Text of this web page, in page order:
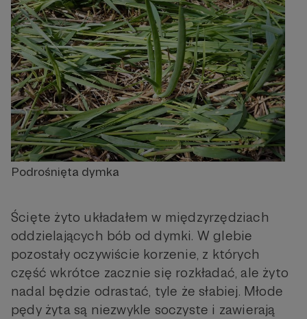
Podrośnięta dymka
Ścięte żyto układałem w międzyrzędziach
oddzielających bób od dymki. W glebie
pozostały oczywiście korzenie, z których
część wkrótce zacznie się rozkładać, ale żyto
nadal będzie odrastać, tyle że słabiej. Młode
pędy żyta są niezwykle soczyste i zawierają